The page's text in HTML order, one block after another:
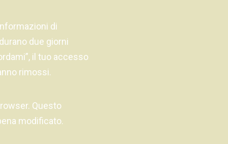
di
due giorni
il tuo accesso
rimossi.
Questo
modificato.